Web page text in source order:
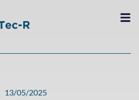
13/05/2025